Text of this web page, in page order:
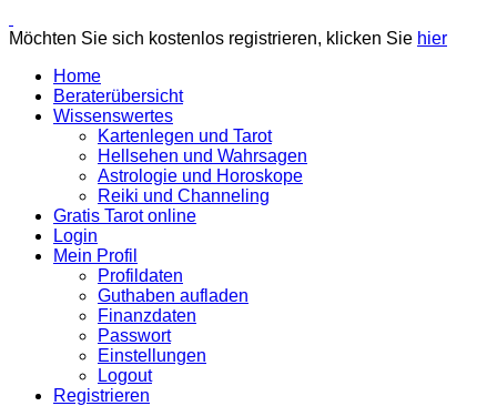
Möchten Sie sich kostenlos registrieren, klicken Sie hier
Home
Beraterübersicht
Wissenswertes
Kartenlegen und Tarot
Hellsehen und Wahrsagen
Astrologie und Horoskope
Reiki und Channeling
Gratis Tarot online
Login
Mein Profil
Profildaten
Guthaben aufladen
Finanzdaten
Passwort
Einstellungen
Logout
Registrieren